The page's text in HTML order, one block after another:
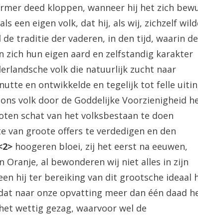
deed kloppen, wanneer hij het zich
een eigen volk, dat hij, als wij, zichzelf
de traditie der vaderen, in den tijd, waarin de
zich hun eigen aard en zelfstandig karakter
volk die natuurlijk zucht naar
en ontwikkelde en tegelijk tot felle
volk door de Goddelijke Voorzienigheid
schat van het volksbestaan te doen
van groote offers te verdedigen en den
hoogeren bloei, zij het eerst na eeuwen,
Oranje, al bewonderen wij niet alles in zijn
hij ter bereiking van dit grootsche ideaal
naar onze opvatting meer dan één daad
wettig gezag, waarvoor wel de